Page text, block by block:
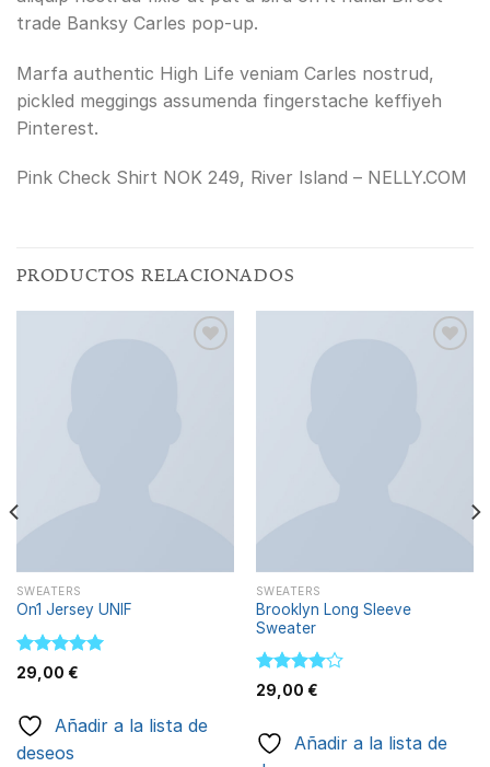
trade Banksy Carles pop-up.
Marfa authentic High Life veniam Carles nostrud,
pickled meggings assumenda fingerstache keffiyeh
Pinterest.
Pink Check Shirt NOK 249, River Island – NELLY.COM
PRODUCTOS RELACIONADOS
SWEATERS
On1 Jersey UNIF
Valorado
con
29,00 €
Añadir a la lista de
deseos
SWEATERS
Brooklyn Long Sleeve
Sweater
Valorado
con
29,00 €
Añadir a la lista de